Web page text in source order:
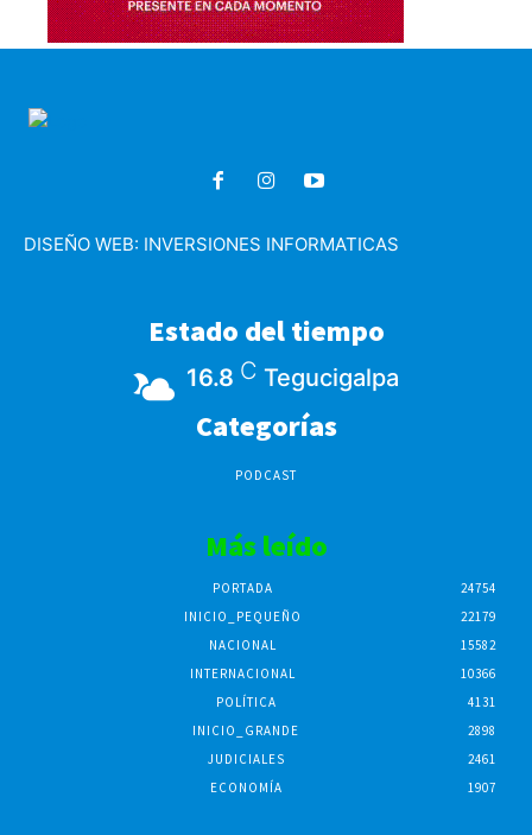
DISEÑO WEB: INVERSIONES INFORMATICAS
Estado del tiempo
16.8 C Tegucigalpa
Categorías
PODCAST
Más leído
PORTADA
24754
INICIO_PEQUEÑO
22179
NACIONAL
15582
INTERNACIONAL
10366
POLÍTICA
4131
INICIO_GRANDE
2898
JUDICIALES
2461
ECONOMÍA
1907